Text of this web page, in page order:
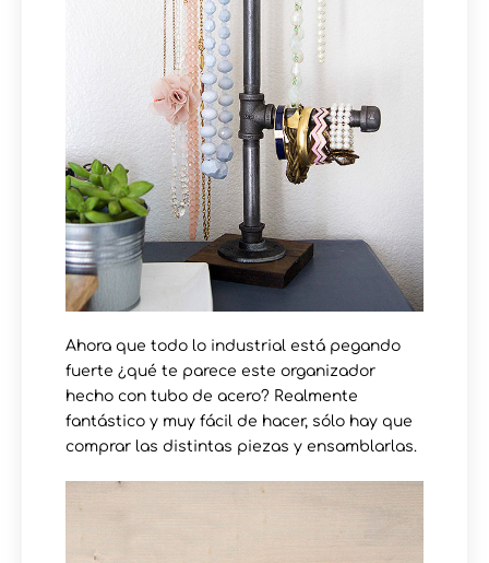
Ahora que todo lo industrial está pegando
fuerte ¿qué te parece este organizador
hecho con tubo de acero? Realmente
fantástico y muy fácil de hacer, sólo hay que
comprar las distintas piezas y ensamblarlas.